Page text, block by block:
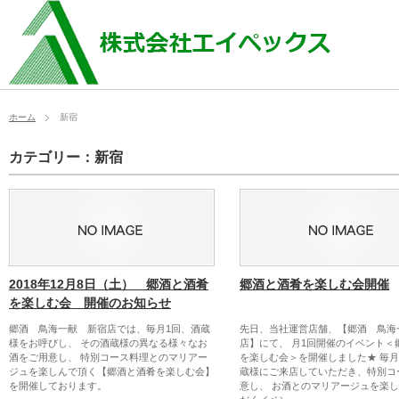
ホーム 新宿
カテゴリー：新宿
2018年12月8日（土） 郷酒と酒肴
を楽しむ会 開催のお知らせ
郷酒 鳥海一献 新宿店では、毎月1回、酒蔵
様をお呼びし、 その酒蔵様の異なる様々なお
酒をご用意し、 特別コース料理とのマリアー
ジュを楽しんで頂く【郷酒と酒肴を楽しむ会】
を開催しております。
郷酒と酒肴を楽しむ会開催
先日、当社運営店舗、【郷酒 鳥
店】にて、 月1回開催のイベント＜
を楽しむ会＞を開催しました★ 毎
蔵様にご来店していただき、特別コ
意し、 お酒とのマリアージュを楽